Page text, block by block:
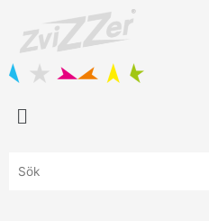
innehåll
Menu